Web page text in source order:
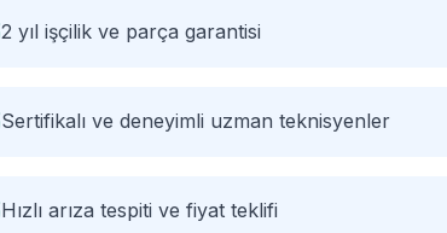
2 yıl işçilik ve parça garantisi
Sertifikalı ve deneyimli uzman teknisyenler
Hızlı arıza tespiti ve fiyat teklifi